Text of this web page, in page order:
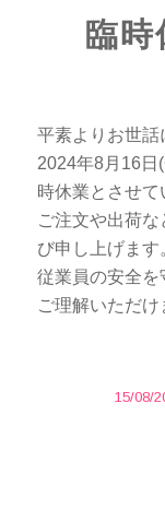
臨
平素よりお世話
2024年8月16日
時休業とさせて
ご注文や出荷
び申し上げます
従業員の安全
ご理解いただけ
15/08/
/